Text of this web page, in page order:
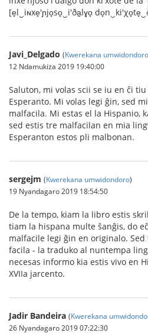
[e̞l‿iɴxe̞'ɲjo̞so̞‿i'ða̠lɣo̞
Javi_Delgado (Kwerekana umwidondoro
12 Ndamukiza 2019 19:40:00
Saluton, mi volas scii se iu en ĉi
Esperanto. Mi volas legi ĝin, sed
malfacila. Mi estas el la Hispanio,
sed estis tre malfacilan en mia
Esperanton estos pli malbonan.
sergejm (Kwerekana umwidondoro)
19 Nyandagaro 2019 18:54:50
De la tempo, kiam la libro estis
tiam la hispana multe ŝanĝis, do
malfacile legi ĝin en originalo.
facila - la traduko al nuntempa
necesas informo kia estis vivo en
XVIIa jarcento.
Jadir Bandeira (Kwerekana
26 Nyandagaro 2019 07:22:30